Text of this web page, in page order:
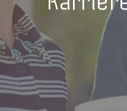
højt kvalitetsniveau.
Områdets største
Tradium er områdets største
årselever, og et nært
uddannelsesinstitutioner,
deltager i netværkssamarbejde
del af VEU Center Midtøst og